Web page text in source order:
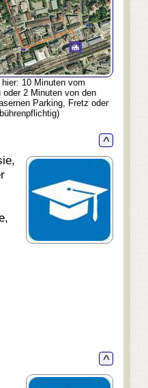
10 Minuten vom
oder 2 Minuten von den
Parking, Fretz oder
^
^